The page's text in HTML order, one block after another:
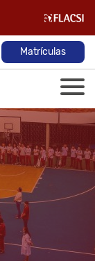
Matrículas